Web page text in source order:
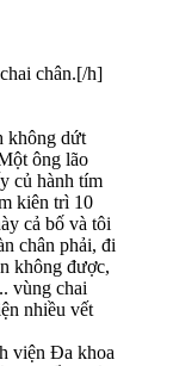
chân.[/h]
không dứt
ông lão
củ hành tím
kiên trì 10
cả bố và tôi
chân phải, đi
không được,
vùng chai
nhiều vết
viện Đa khoa